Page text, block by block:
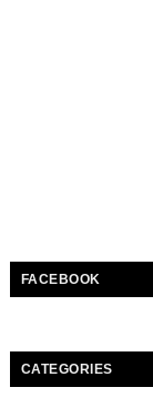
FACEBOOK
CATEGORIES